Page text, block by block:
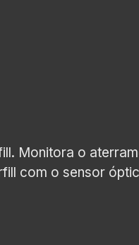
Monitora o
com o sensor